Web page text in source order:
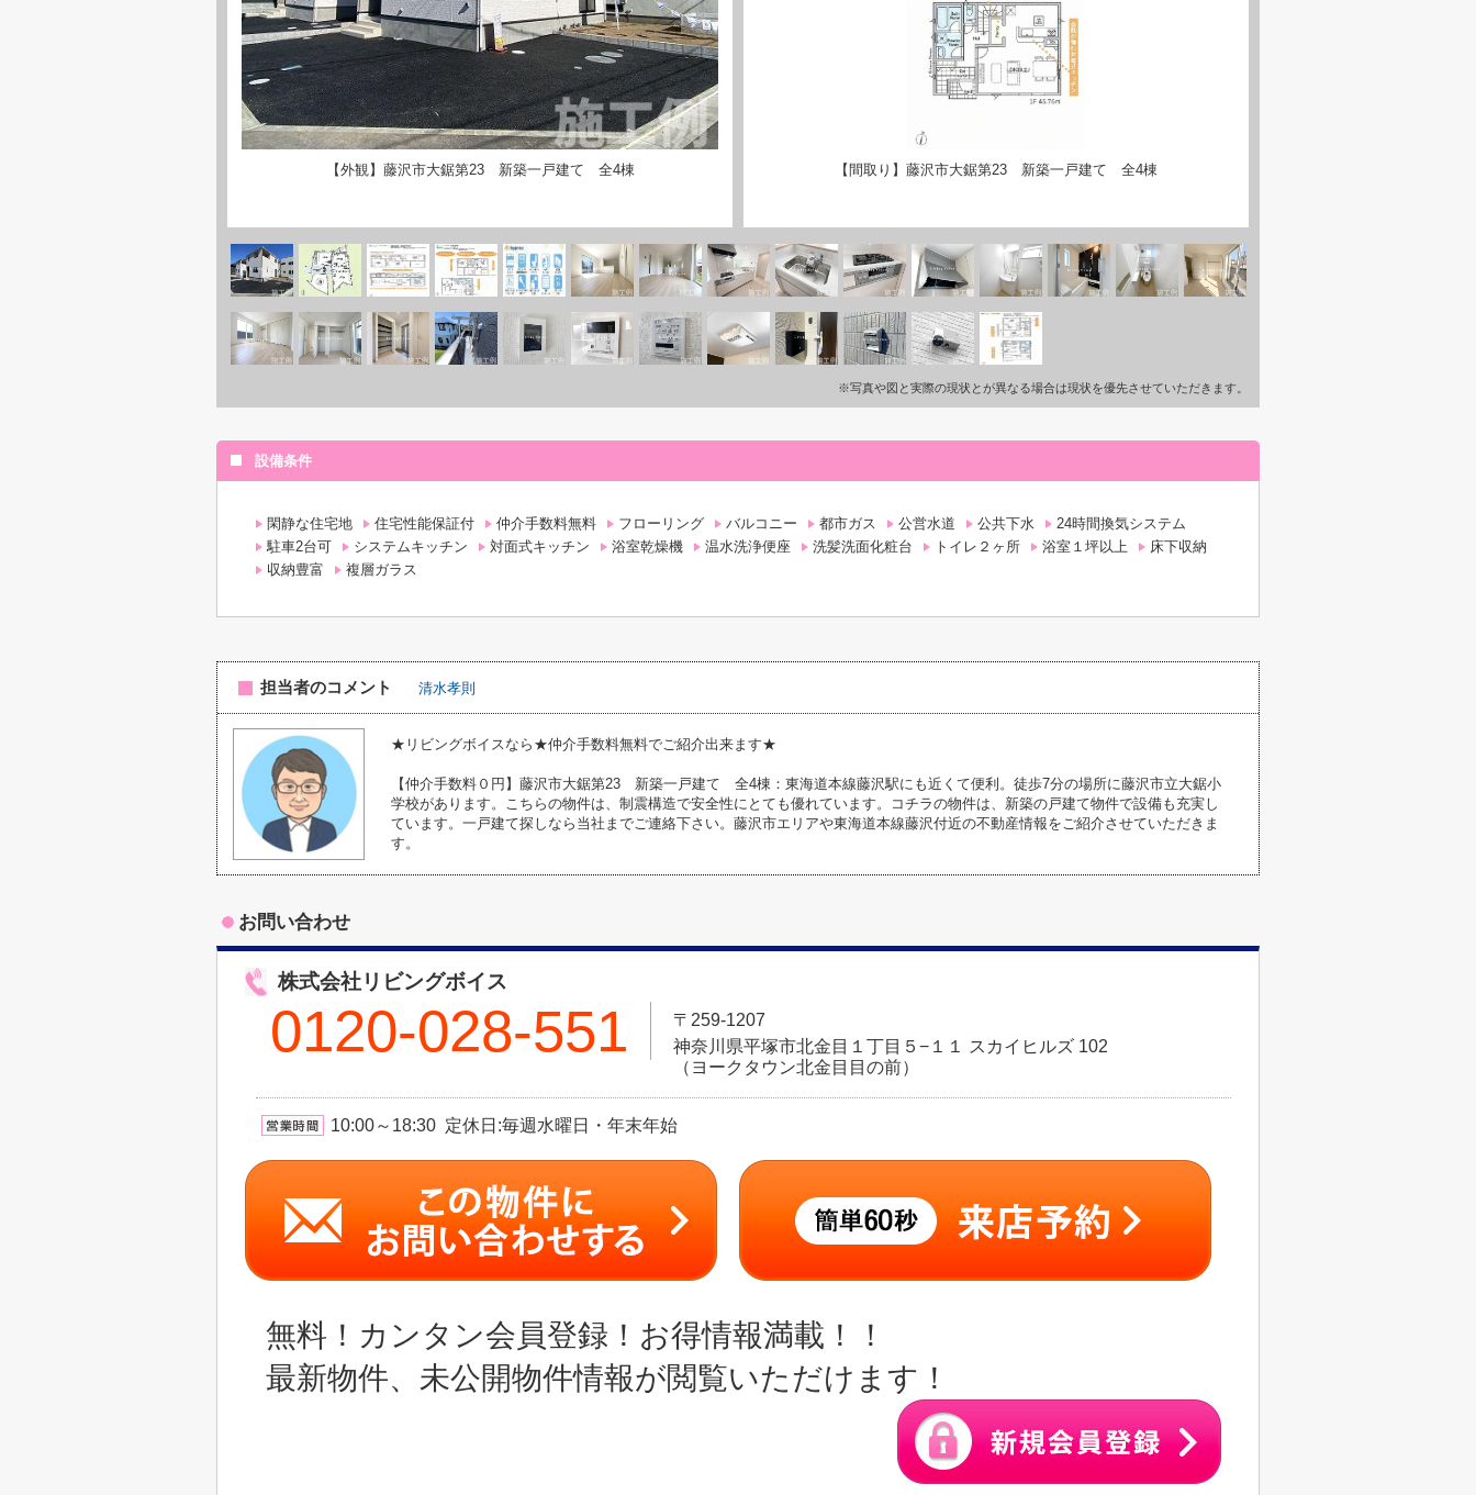
【外観】藤沢市大鋸第23 新築一戸建て 全4棟 【間取り】藤沢市大鋸第23 新築一戸建て 全4棟
※写真や図と実際の現状とが異なる場合は現状を優先させていただきます。
設備条件
閑静な住宅地 住宅性能保証付 仲介手数料無料 フローリング バルコニー 都市ガス 公営水道 公共下水
24時間換気システム
駐車2台可
システムキッチン 対面式キッチン 浴室乾燥機 温水洗浄便座 洗髪洗面化粧台 トイレ２ヶ所 浴室１坪以上
床下収納
収納豊富
複層ガラス
担当者のコメント 清水孝則
★リビングボイスなら★仲介手数料無料でご紹介出来ます★
【仲介手数料０円】藤沢市大鋸第23 新築一戸建て 全4棟：東海道本線藤沢駅にも近くて便利。徒歩7分の場所に藤沢市立大鋸小
学校があります。こちらの物件は、制震構造で安全性にとても優れています。コチラの物件は、新築の戸建て物件で設備も充実し
ています。一戸建て探しなら当社までご連絡下さい。藤沢市エリアや東海道本線藤沢付近の不動産情報をご紹介させていただきま
す。
お問い合わせ
株式会社リビングボイス
0120-028-551
〒259-1207
神奈川県平塚市北金目１丁目５−１１ スカイヒルズ 102
（ヨークタウン北金目目の前）
10:00～18:30 定休日:毎週水曜日・年末年始
無料！カンタン会員登録！お得情報満載！！
最新物件、未公開物件情報が閲覧いただけます！